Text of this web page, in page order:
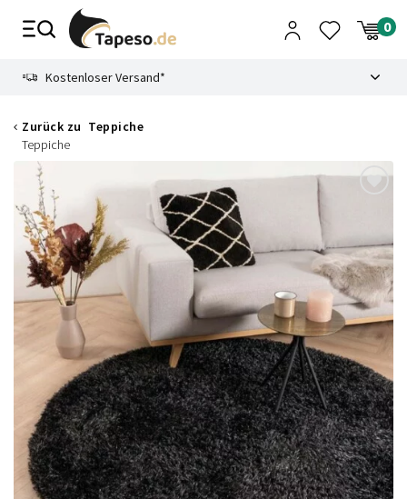
Zusammenbruch
Kostenloser Versand*
Zurück zu Teppiche
Teppiche